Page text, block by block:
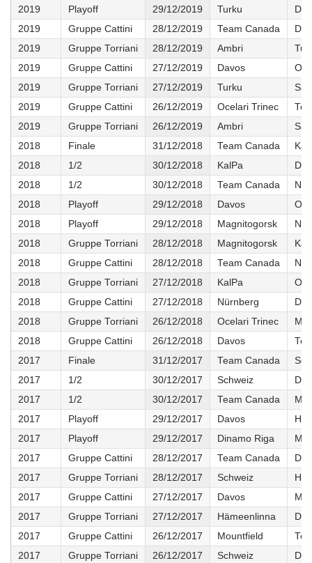
2019
Playoff 29/12/2019 Turku
2019
Gruppe Cattini 28/12/2019 Team Canada
2019
Gruppe Torriani 28/12/2019 Ambri
2019
Gruppe Cattini 27/12/2019 Davos
2019
Gruppe Torriani 27/12/2019 Turku
2019
Gruppe Cattini 26/12/2019 Ocelari Trinec
2019
Gruppe Torriani 26/12/2019 Ambri
2018
Finale 31/12/2018 Team Canada
2018
1/2 30/12/2018 KalPa
2018
1/2 30/12/2018 Team Canada
2018
Playoff 29/12/2018 Davos
2018
Playoff 29/12/2018 Magnitogorsk
2018
Gruppe Torriani 28/12/2018 Magnitogorsk
2018
Gruppe Cattini 28/12/2018 Team Canada
2018
Gruppe Torriani 27/12/2018 KalPa
2018
Gruppe Cattini 27/12/2018 Nürnberg
2018
Gruppe Torriani 26/12/2018 Ocelari Trinec
2018
Gruppe Cattini 26/12/2018 Davos
2017
Finale 31/12/2017 Team Canada
2017
1/2 30/12/2017 Schweiz
2017
1/2 30/12/2017 Team Canada
2017
Playoff 29/12/2017 Davos
2017
Playoff 29/12/2017 Dinamo Riga
2017
Gruppe Cattini 28/12/2017 Team Canada
2017
Gruppe Torriani 28/12/2017 Schweiz
2017
Gruppe Cattini 27/12/2017 Davos
2017
Gruppe Torriani 27/12/2017 Hämeenlinna
2017
Gruppe Cattini 26/12/2017 Mountfield
2017
Gruppe Torriani 26/12/2017 Schweiz